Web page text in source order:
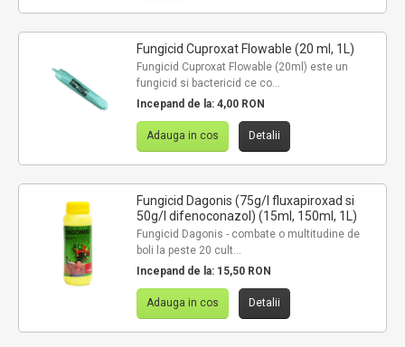
Fungicid Cuproxat Flowable (20 ml, 1L)
Fungicid Cuproxat Flowable (20ml) este un
fungicid si bactericid ce co...
Incepand de la: 4,00 RON
Adauga in cos Detalii
Fungicid Dagonis (75g/l fluxapiroxad si
50g/l difenoconazol) (15ml, 150ml, 1L)
Fungicid Dagonis - combate o multitudine de
boli la peste 20 cult...
Incepand de la: 15,50 RON
Adauga in cos Detalii